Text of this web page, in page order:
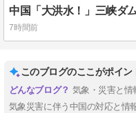
7時間前
このブログのここがポイン
気象・災害と情
気象災害に伴う中国の対応と情